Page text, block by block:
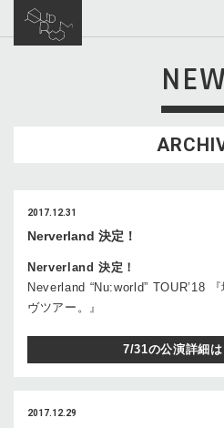
2017.12.31
Nerverland 決定！
Nerverland 決定！
Neverland “Nu:world” TOUR’18
ヴツアー。』
7/31の公演詳細
2017.12.29